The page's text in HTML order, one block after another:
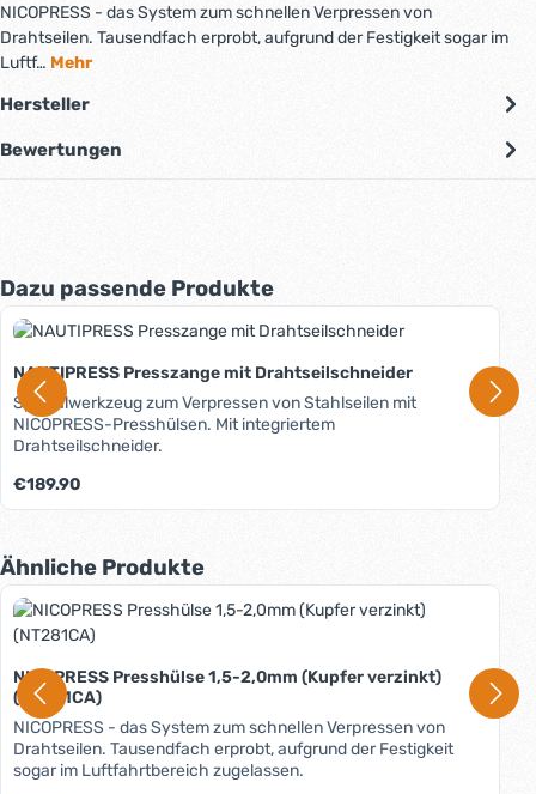
NICOPRESS - das System zum schnellen Verpressen von
Drahtseilen. Tausendfach erprobt, aufgrund der Festigkeit sogar im
Luftf… Mehr
Hersteller
Bewertungen
Produktgalerie überspringen
Dazu passende Produkte
NAUTIPRESS Presszange mit Drahtseilschneider
Spezialwerkzeug zum Verpressen von Stahlseilen mit
NICOPRESS-Presshülsen. Mit integriertem
Drahtseilschneider.
Regulärer Preis:
€189.90
Produktgalerie überspringen
Ähnliche Produkte
NICOPRESS Presshülse 1,5-2,0mm (Kupfer verzinkt)
(NT281CA)
NICOPRESS - das System zum schnellen Verpressen von
Drahtseilen. Tausendfach erprobt, aufgrund der Festigkeit
sogar im Luftfahrtbereich zugelassen.